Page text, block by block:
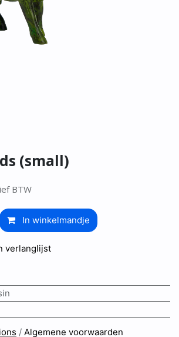
(small)
BTW
In winkelmandje
verlanglijst
/ Algemene voorwaarden